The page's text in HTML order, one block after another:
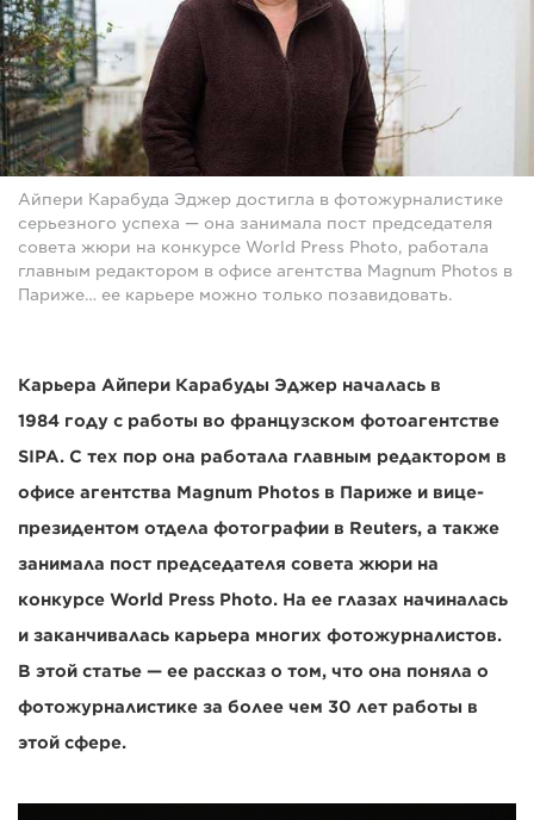
Айпери Карабуда Эджер достигла в фотожурналистике
серьезного успеха — она занимала пост председателя
совета жюри на конкурсе World Press Photo, работала
главным редактором в офисе агентства Magnum Photos в
Париже… ее карьере можно только позавидовать.
Карьера Айпери Карабуды Эджер началась в
1984 году с работы во французском фотоагентстве
SIPA. С тех пор она работала главным редактором в
офисе агентства Magnum Photos в Париже и вице-
президентом отдела фотографии в Reuters, а также
занимала пост председателя совета жюри на
конкурсе World Press Photo. На ее глазах начиналась
и заканчивалась карьера многих фотожурналистов.
В этой статье — ее рассказ о том, что она поняла о
фотожурналистике за более чем 30 лет работы в
этой сфере.